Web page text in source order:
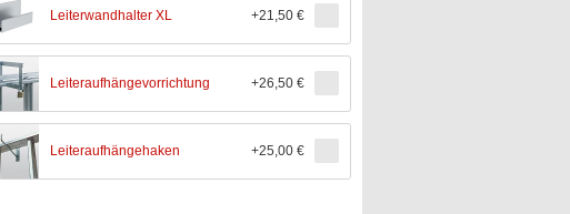
Leiterwandhalter XL +21,50 €
Leiteraufhängevorrichtung +26,50 €
Leiteraufhängehaken +25,00 €